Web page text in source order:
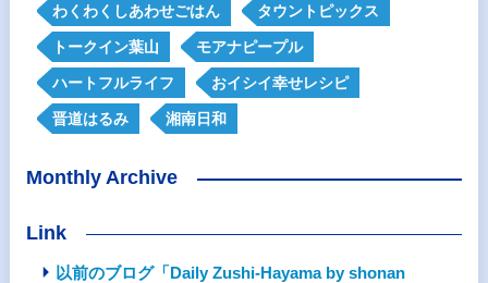
わくわくしあわせごはん タウントピックス
トークイン葉山 モアナピープル
ハートフルライフ おイシイ幸せレシピ
晋道はるみ 湘南日和
Monthly Archive
Link
以前のブログ「Daily Zushi-Hayama by shonan